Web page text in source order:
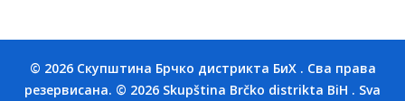
© 2026 Скупштина Брчко дистрикта БиХ . Сва права
резервисана. © 2026 Skupština Brčko distrikta BiH . Sva